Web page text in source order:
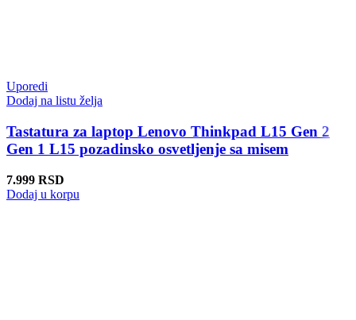
Uporedi
Dodaj na listu želja
Tastatura za laptop Lenovo Thinkpad L15 Gen 2
Gen 1 L15 pozadinsko osvetljenje sa misem
7.999 RSD
Dodaj u korpu